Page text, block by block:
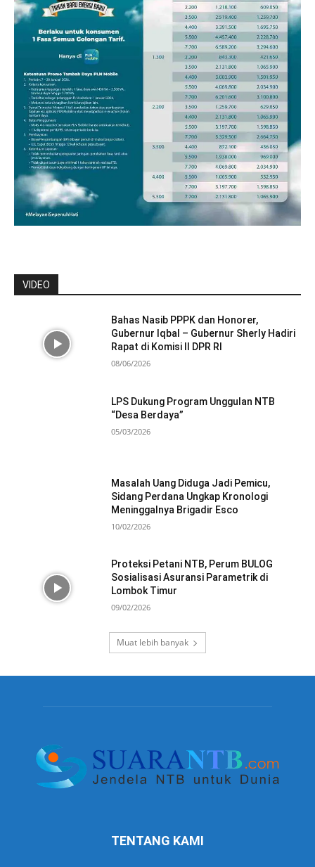
VIDEO
Bahas Nasib PPPK dan Honorer,
Gubernur Iqbal – Gubernur Sherly Hadiri
Rapat di Komisi II DPR RI
08/06/2026
LPS Dukung Program Unggulan NTB
“Desa Berdaya”
05/03/2026
Masalah Uang Diduga Jadi Pemicu,
Sidang Perdana Ungkap Kronologi
Meninggalnya Brigadir Esco
10/02/2026
Proteksi Petani NTB, Perum BULOG
Sosialisasi Asuransi Parametrik di
Lombok Timur
09/02/2026
Muat lebih banyak
TENTANG KAMI